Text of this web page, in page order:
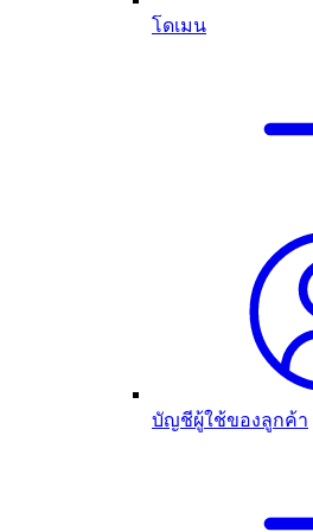
โดเมน
บัญชีผู้ใช้ของลูกค้า